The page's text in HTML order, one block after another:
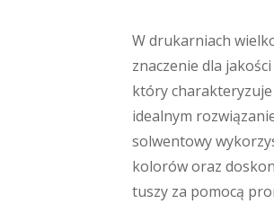
W drukarniach
znaczenie dla
który charakteryzuje
idealnym
solwentowy
kolorów oraz
tuszy za pomocą